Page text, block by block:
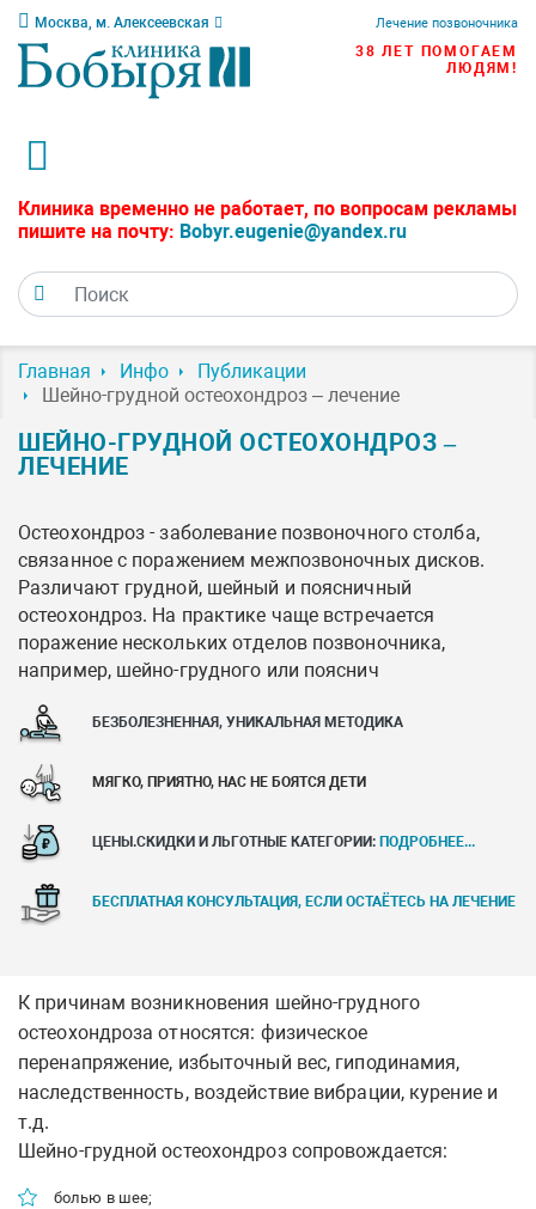
Москва, м. Алексеевская Лечение позвоночника
38 ЛЕТ ПОМОГАЕМ
ЛЮДЯМ!
Клиника временно не работает, по вопросам рекламы
пишите на почту: Bobyr.eugenie@yandex.ru
Главная Инфо
Публикации
Шейно-грудной остеохондроз – лечение
ШЕЙНО-ГРУДНОЙ ОСТЕОХОНДРОЗ –
ЛЕЧЕНИЕ
Остеохондроз - заболевание позвоночного столба,
связанное с поражением межпозвоночных дисков.
Различают грудной, шейный и поясничный
остеохондроз. На практике чаще встречается
поражение нескольких отделов позвоночника,
например, шейно-грудного или пояснич
БЕЗБОЛЕЗНЕННАЯ, УНИКАЛЬНАЯ МЕТОДИКА
МЯГКО, ПРИЯТНО, НАС НЕ БОЯТСЯ ДЕТИ
ЦЕНЫ.СКИДКИ И ЛЬГОТНЫЕ КАТЕГОРИИ: ПОДРОБНЕЕ...
БЕСПЛАТНАЯ КОНСУЛЬТАЦИЯ, ЕСЛИ ОСТАЁТЕСЬ НА ЛЕЧЕНИЕ
К причинам возникновения шейно-грудного
остеохондроза относятся: физическое
перенапряжение, избыточный вес, гиподинамия,
наследственность, воздействие вибрации, курение и
т.д.
Шейно-грудной остеохондроз сопровождается:
болью в шее;